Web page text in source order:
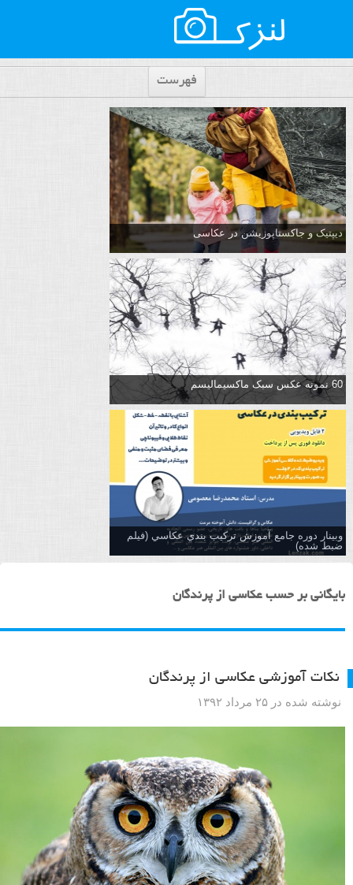
فهرست
دیپتیک و جاکستا‌پوزیشن در عکاسی
60 نمونه عکس سبک ماکسیمالیسم
وبینار دوره جامع آموزش تركيب بندي عكاسي (فیلم
ضبط شده)
بایگانی بر حسب عکاسی از پرندگان
نکات آموزشی عکاسی از پرندگان
نوشته شده در ۲۵ مرداد ۱۳۹۲